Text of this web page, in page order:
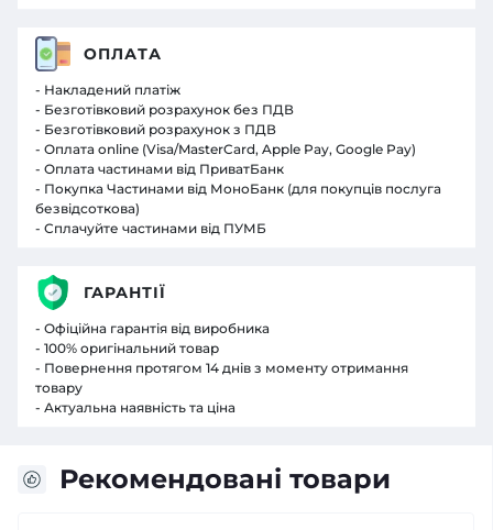
Рекомендовані товари
ОПЛАТА
- Накладений платіж
- Безготівковий розрахунок без ПДВ
- Безготівковий розрахунок з ПДВ
- Оплата online (Visa/MasterCard, Apple Pay, Google Pay)
- Оплата частинами від ПриватБанк
- Покупка Частинами від МоноБанк (для покупців послуга
безвідсоткова)
- Сплачуйте частинами від ПУМБ
ГАРАНТІЇ
- Офіційна гарантія від виробника
- 100% оригінальний товар
- Повернення протягом 14 днів з моменту отримання
товару
- Актуальна наявність та ціна